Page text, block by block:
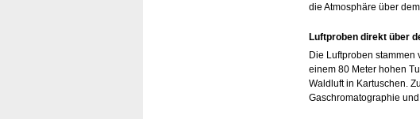
die Atmosphäre über
Luftproben direkt über
Die Luftproben stammen
einem 80 Meter hohen
Waldluft in Kartuschen.
Gaschromatographie